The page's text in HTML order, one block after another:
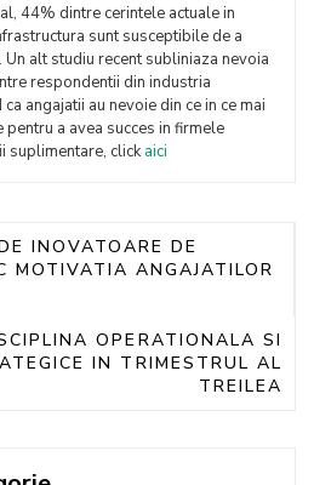
44% dintre cerintele actuale in
sunt susceptibile de a
alt studiu recent subliniaza nevoia
respondentii din industria
angajatii au nevoie din ce in ce mai
a avea succes in firmele
suplimentare, clickaici
INOVATOARE DE
MOTIVATIA ANGAJATILOR
OPERATIONALA SI
IN TRIMESTRUL AL
TREILEA